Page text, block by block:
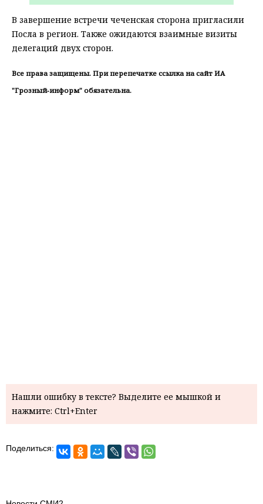
В завершение встречи чеченская сторона пригласили
Посла в регион. Также ожидаются взаимные визиты
делегаций двух сторон.
Все права защищены. При перепечатке ссылка на сайт ИА
"Грозный-информ" обязательна.
Нашли ошибку в тексте? Выделите ее мышкой и
нажмите: Ctrl+Enter
Поделиться: